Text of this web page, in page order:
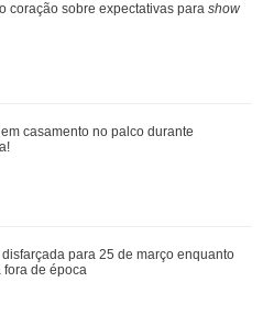
perda gestacional após engravidar
de Marcelo Sangalo, filho de
Cady
comentário exaltando a noiva em
enten...
coração sobre expectativas para show
casamento no palco durante
para 25 de março enquanto
fora de época